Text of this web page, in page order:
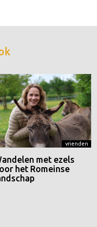
vrienden
met ezels
het Romeinse